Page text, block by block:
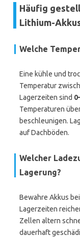
Häufig
Lithium-
Welche
Eine kühle und
Temperatur
Lagerzeiten sind
Temperaturen
beschleunigen.
auf Dachböden.
Welcher
Lagerung?
Bewahre Akkus
Lagerzeiten
Zellen altern
dauerhaft